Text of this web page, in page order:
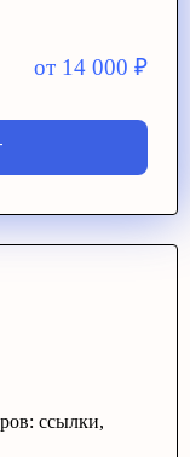
от 14 000 ₽
ссылки,